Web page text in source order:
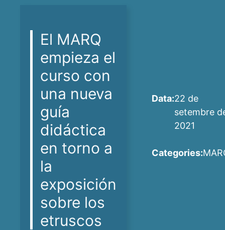
El MARQ
empieza el
curso con
una nueva
guía
didáctica
en torno a
la
exposición
sobre los
etruscos
Data:22 de
setembre
2021
Categories: